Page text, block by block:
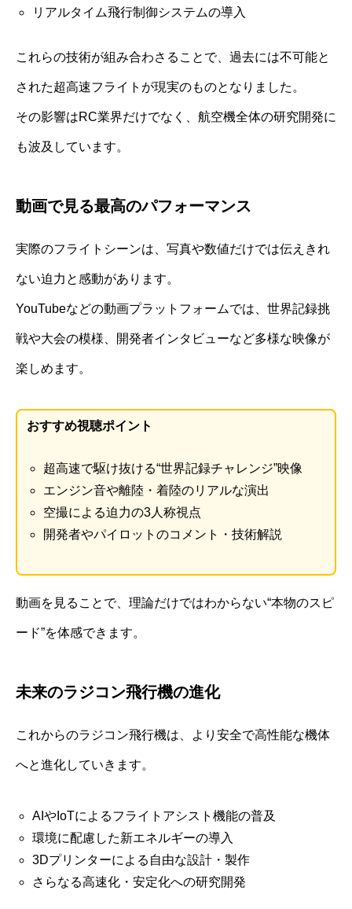
リアルタイム飛行制御システムの導入
これらの技術が組み合わさることで、過去には不可能と
された超高速フライトが現実のものとなりました。
その影響はRC業界だけでなく、航空機全体の研究開発に
も波及しています。
動画で見る最高のパフォーマンス
実際のフライトシーンは、写真や数値だけでは伝えきれ
ない迫力と感動があります。
YouTubeなどの動画プラットフォームでは、世界記録挑
戦や大会の模様、開発者インタビューなど多様な映像が
楽しめます。
おすすめ視聴ポイント
超高速で駆け抜ける“世界記録チャレンジ”映像
エンジン音や離陸・着陸のリアルな演出
空撮による迫力の3人称視点
開発者やパイロットのコメント・技術解説
動画を見ることで、理論だけではわからない“本物のスピ
ード”を体感できます。
未来のラジコン飛行機の進化
これからのラジコン飛行機は、より安全で高性能な機体
へと進化していきます。
AIやIoTによるフライトアシスト機能の普及
環境に配慮した新エネルギーの導入
3Dプリンターによる自由な設計・製作
さらなる高速化・安定化への研究開発